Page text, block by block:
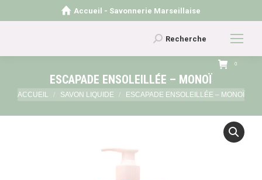
Accueil - Savonnerie Marseillaise
Recherche
:
Recherche
0
ESCAPADE ENSOLEILLÉE – MONOÏ
Vous êtes ici :
ACCUEIL SAVON LIQUIDE ESCAPADE ENSOLEILLÉE – MONOÏ